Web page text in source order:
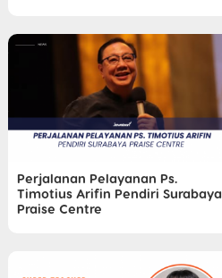
Perjalanan Pelayanan Ps.
Timotius Arifin Pendiri Surabaya
Praise Centre